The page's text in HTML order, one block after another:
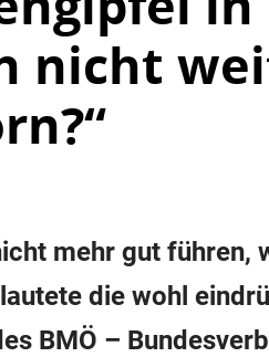
nicht
mehr gut führen,
die wohl
BMÖ –